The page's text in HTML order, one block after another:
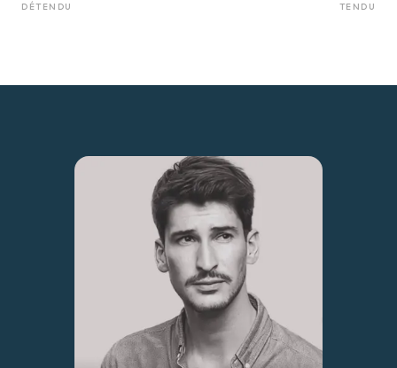
DÉTENDU TENDU